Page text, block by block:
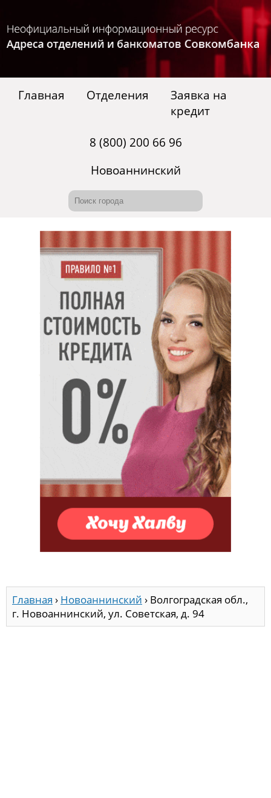
Главная Отделения
Заявка на
кредит
8 (800) 200 66 96
Новоаннинский
Главная › Новоаннинский › Волгоградская обл.,
г. Новоаннинский, ул. Советская, д. 94